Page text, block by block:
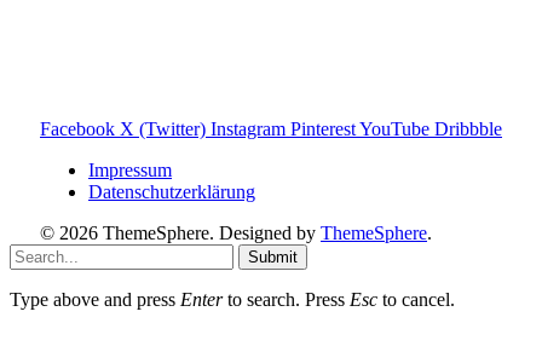
Facebook X (Twitter) Instagram PinterestYouTube Dribbble
Impressum
Datenschutzerklärung
© 2026 ThemeSphere. Designed by ThemeSphere.
Submit
Type above and press Enterto search. Press Esc to cancel.